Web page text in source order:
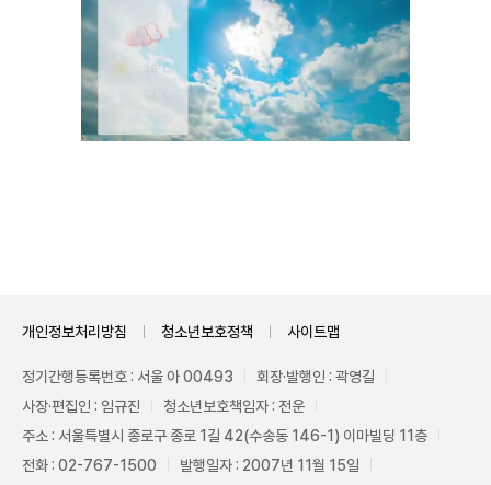
개인정보처리방침 청소년보호정책 사이트맵
정기간행등록번호 : 서울 아 00493
회장·발행인 : 곽영길
사장·편집인 : 임규진
청소년보호책임자 : 전운
주소 : 서울특별시 종로구 종로 1길 42(수송동 146-1) 이마빌딩 11층
전화 : 02-767-1500
발행일자 : 2007년 11월 15일